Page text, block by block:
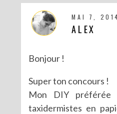
MAI 7,
ALEX
Bonjour !
Super ton concours !
Mon DIY préférée
taxidermistes en